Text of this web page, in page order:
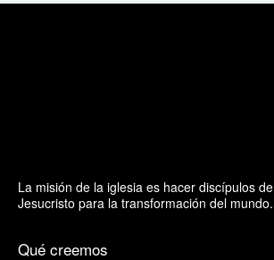
La misión de la iglesia es hacer discípulos de
Jesucristo para la transformación del mundo.
Qué creemos